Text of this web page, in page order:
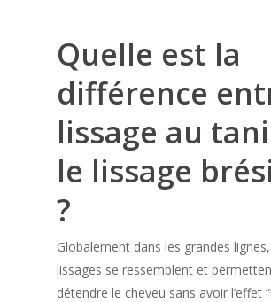
Quelle est la
différence
lissage au
le lissage
?
Globalement dans les grandes
lissages se ressemblent et
détendre le cheveu sans avoir l’effet